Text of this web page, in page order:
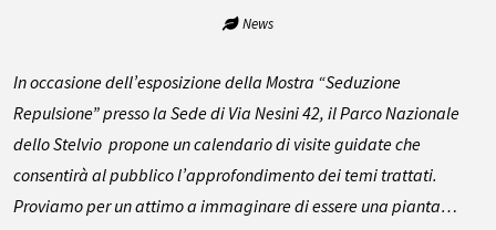
News
In occasione dell’esposizione della Mostra “Seduzione
Repulsione” presso la Sede di Via Nesini 42, il Parco Nazionale
dello Stelvio propone un calendario di visite guidate che
consentirà al pubblico l’approfondimento dei temi trattati.
Proviamo per un attimo a immaginare di essere una pianta…